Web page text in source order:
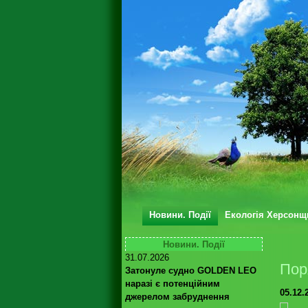
Новини. Події Екологія
Новини. Події
31.07.2026
Затонуле судно GOLDEN LEO
наразі є потенційним
джерелом забруднення